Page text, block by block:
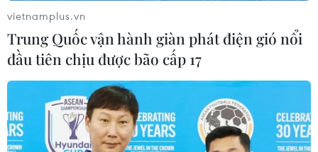
vietnamplus.vn
Trung Quốc vận hành giàn phát điện gió nổi
đầu tiên chịu được bão cấp 17